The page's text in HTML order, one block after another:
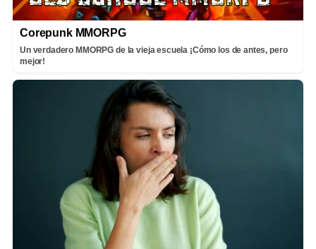
Corepunk MMORPG
Un verdadero MMORPG de la vieja escuela ¡Cómo los de antes, pero
mejor!